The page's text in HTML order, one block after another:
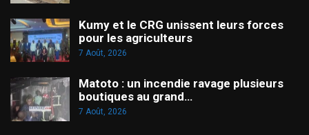
Kumy et le CRG unissent leurs forces
pour les agriculteurs
7 Août, 2026
Matoto : un incendie ravage plusieurs
boutiques au grand…
7 Août, 2026